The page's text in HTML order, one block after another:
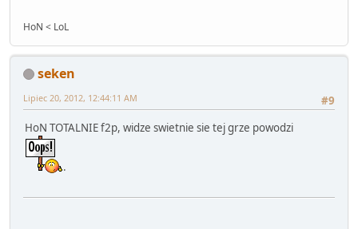
HoN < LoL
seken
#9
Lipiec 20, 2012, 12:44:11 AM
HoN TOTALNIE f2p, widze swietnie sie tej grze powodzi
.